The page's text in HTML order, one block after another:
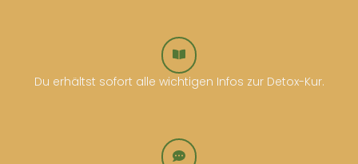
Du erhältst sofort alle wichtigen Infos zur Detox-Kur.